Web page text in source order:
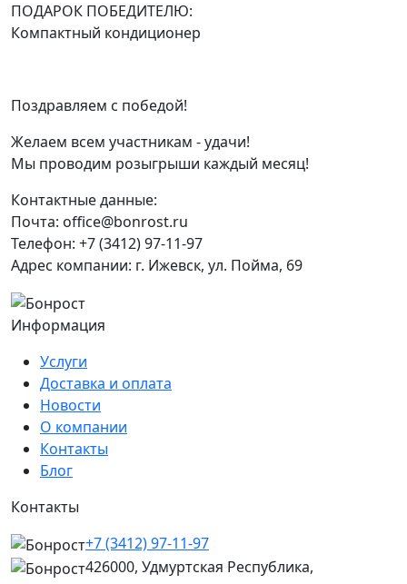
ПОДАРОК ПОБЕДИТЕЛЮ:
Компактный кондиционер
Поздравляем с победой!
Желаем всем участникам - удачи!
Мы проводим розыгрыши каждый месяц!
Контактные данные:
Почта: office@bonrost.ru
Телефон: +7 (3412) 97-11-97
Адрес компании: г. Ижевск, ул. Пойма, 69
Информация
Услуги
Доставка и оплата
Новости
О компании
Контакты
Блог
Контакты
+7 (3412) 97-11-97
426000, Удмуртская Республика,